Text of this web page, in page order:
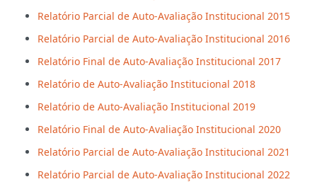
Relatório Parcial de Auto-Avaliação Institucional 2015
Relatório Parcial de Auto-Avaliação Institucional 2016
Relatório Final de Auto-Avaliação Institucional 2017
Relatório de Auto-Avaliação Institucional 2018
Relatório de Auto-Avaliação Institucional 2019
Relatório Final de Auto-Avaliação Institucional 2020
Relatório Parcial de Auto-Avaliação Institucional 2021
Relatório Parcial de Auto-Avaliação Institucional 2022